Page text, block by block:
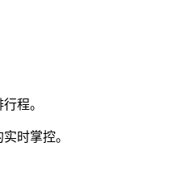
程。
时掌控。